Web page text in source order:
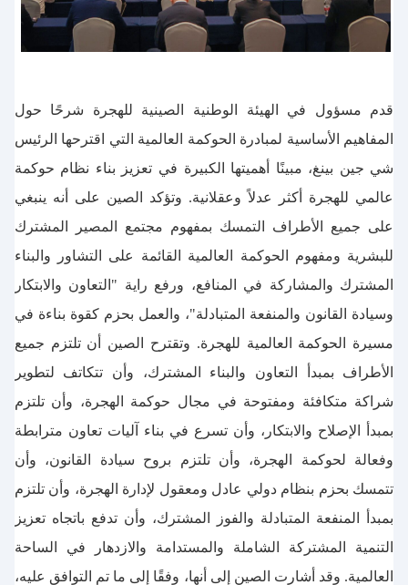
قدم مسؤول في الهيئة الوطنية الصينية للهجرة شرحًا حول
المفاهيم الأساسية لمبادرة الحوكمة العالمية التي اقترحها الرئيس
شي جين بينغ، مبينًا أهميتها الكبيرة في تعزيز بناء نظام حوكمة
عالمي للهجرة أكثر عدلاً وعقلانية. وتؤكد الصين على أنه ينبغي
على جميع الأطراف التمسك بمفهوم مجتمع المصير المشترك
للبشرية ومفهوم الحوكمة العالمية القائمة على التشاور والبناء
المشترك والمشاركة في المنافع، ورفع راية "التعاون والابتكار
وسيادة القانون والمنفعة المتبادلة"، والعمل بحزم كقوة بناءة في
مسيرة الحوكمة العالمية للهجرة. وتقترح الصين أن تلتزم جميع
الأطراف بمبدأ التعاون والبناء المشترك، وأن تتكاتف لتطوير
شراكة متكافئة ومفتوحة في مجال حوكمة الهجرة، وأن تلتزم
بمبدأ الإصلاح والابتكار، وأن تسرع في بناء آليات تعاون مترابطة
وفعالة لحوكمة الهجرة، وأن تلتزم بروح سيادة القانون، وأن
تتمسك بحزم بنظام دولي عادل ومعقول لإدارة الهجرة، وأن تلتزم
بمبدأ المنفعة المتبادلة والفوز المشترك، وأن تدفع باتجاه تعزيز
التنمية المشتركة الشاملة والمستدامة والازدهار في الساحة
العالمية. وقد أشارت الصين إلى أنها، وفقًا إلى ما تم التوافق عليه،